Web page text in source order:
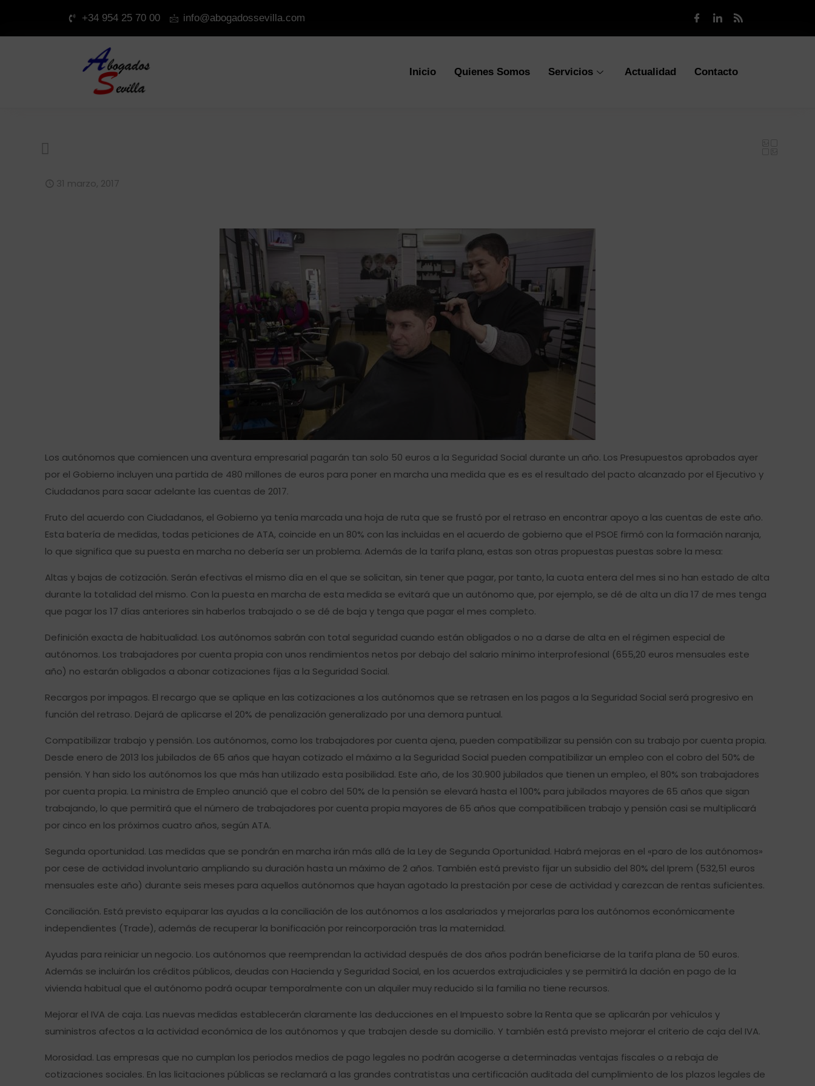
+34 954 25 70 00 info@abogadossevilla.com
Inicio Quienes Somos Servicios Actualidad Contacto
31 marzo, 2017
Los autónomos que comiencen una aventura empresarial pagarán tan solo 50 euros a la Seguridad Social durante un año. Los Presupuestos aprobados ayer
por el Gobierno incluyen una partida de 480 millones de euros para poner en marcha una medida que es es el resultado del pacto alcanzado por el Ejecutivo y
Ciudadanos para sacar adelante las cuentas de 2017.
Fruto del acuerdo con Ciudadanos, el Gobierno ya tenía marcada una hoja de ruta que se frustó por el retraso en encontrar apoyo a las cuentas de este año.
Esta batería de medidas, todas peticiones de ATA, coincide en un 80% con las incluidas en el acuerdo de gobierno que el PSOE firmó con la formación naranja,
lo que significa que su puesta en marcha no debería ser un problema. Además de la tarifa plana, estas son otras propuestas puestas sobre la mesa:
Altas y bajas de cotización. Serán efectivas el mismo día en el que se solicitan, sin tener que pagar, por tanto, la cuota entera del mes si no han estado de alta
durante la totalidad del mismo. Con la puesta en marcha de esta medida se evitará que un autónomo que, por ejemplo, se dé de alta un día 17 de mes tenga
que pagar los 17 días anteriores sin haberlos trabajado o se dé de baja y tenga que pagar el mes completo.
Definición exacta de habitualidad. Los autónomos sabrán con total seguridad cuando están obligados o no a darse de alta en el régimen especial de
autónomos. Los trabajadores por cuenta propia con unos rendimientos netos por debajo del salario mínimo interprofesional (655,20 euros mensuales este
año) no estarán obligados a abonar cotizaciones fijas a la Seguridad Social.
Recargos por impagos. El recargo que se aplique en las cotizaciones a los autónomos que se retrasen en los pagos a la Seguridad Social será progresivo en
función del retraso. Dejará de aplicarse el 20% de penalización generalizado por una demora puntual.
Compatibilizar trabajo y pensión. Los autónomos, como los trabajadores por cuenta ajena, pueden compatibilizar su pensión con su trabajo por cuenta propia.
Desde enero de 2013 los jubilados de 65 años que hayan cotizado el máximo a la Seguridad Social pueden compatibilizar un empleo con el cobro del 50% de
pensión. Y han sido los autónomos los que más han utilizado esta posibilidad. Este año, de los 30.900 jubilados que tienen un empleo, el 80% son trabajadores
por cuenta propia. La ministra de Empleo anunció que el cobro del 50% de la pensión se elevará hasta el 100% para jubilados mayores de 65 años que sigan
trabajando, lo que permitirá que el número de trabajadores por cuenta propia mayores de 65 años que compatibilicen trabajo y pensión casi se multiplicará
por cinco en los próximos cuatro años, según ATA.
Segunda oportunidad. Las medidas que se pondrán en marcha irán más allá de la Ley de Segunda Oportunidad. Habrá mejoras en el «paro de los autónomos»
por cese de actividad involuntario ampliando su duración hasta un máximo de 2 años. También está previsto fijar un subsidio del 80% del Iprem (532,51 euros
mensuales este año) durante seis meses para aquellos autónomos que hayan agotado la prestación por cese de actividad y carezcan de rentas suficientes.
Conciliación. Está previsto equiparar las ayudas a la conciliación de los autónomos a los asalariados y mejorarlas para los autónomos económicamente
independientes (Trade), además de recuperar la bonificación por reincorporación tras la maternidad.
Ayudas para reiniciar un negocio. Los autónomos que reemprendan la actividad después de dos años podrán beneficiarse de la tarifa plana de 50 euros.
Además se incluirán los créditos públicos, deudas con Hacienda y Seguridad Social, en los acuerdos extrajudiciales y se permitirá la dación en pago de la
vivienda habitual que el autónomo podrá ocupar temporalmente con un alquiler muy reducido si la familia no tiene recursos.
Mejorar el IVA de caja. Las nuevas medidas establecerán claramente las deducciones en el Impuesto sobre la Renta que se aplicarán por vehículos y
suministros afectos a la actividad económica de los autónomos y que trabajen desde su domicilio. Y también está previsto mejorar el criterio de caja del IVA.
Morosidad. Las empresas que no cumplan los periodos medios de pago legales no podrán acogerse a determinadas ventajas fiscales o a rebaja de
cotizaciones sociales. En las licitaciones públicas se reclamará a las grandes contratistas una certificación auditada del cumplimiento de los plazos legales de